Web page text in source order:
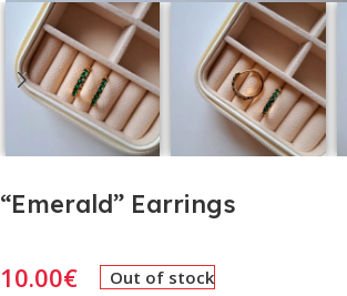
“Emerald” Earrings
10.00€ Out of stock